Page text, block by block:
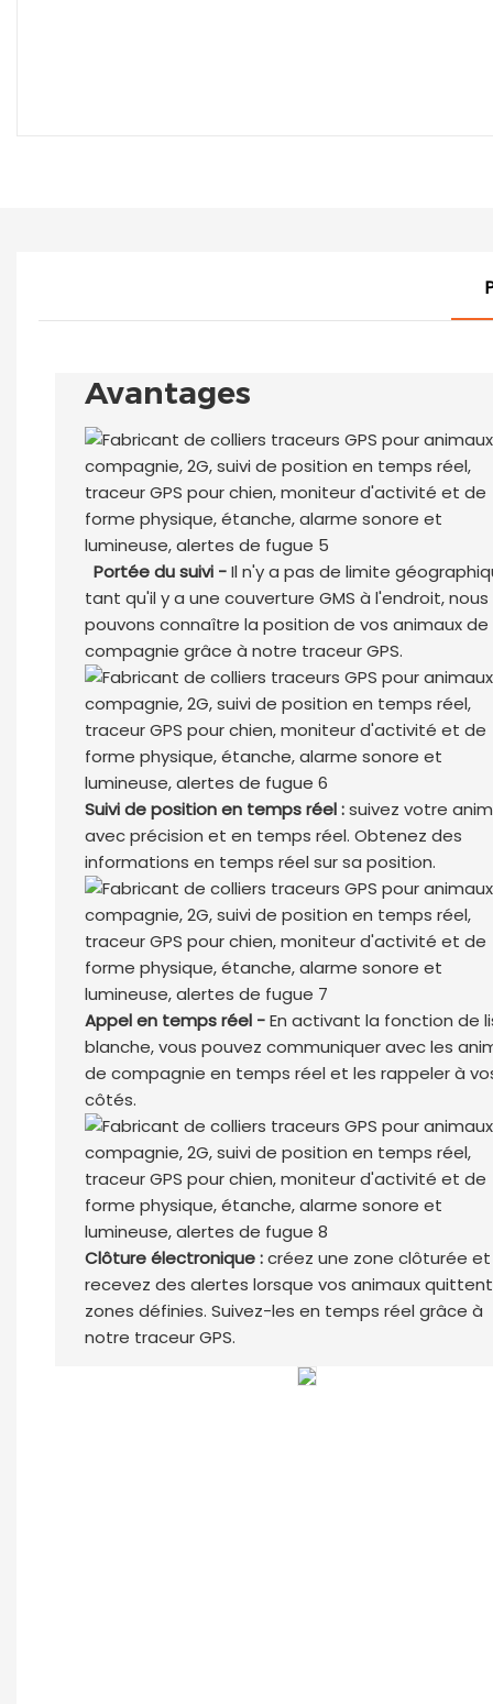
Avantages
Portée du suivi -Il n'y a pas de limite
tant qu'il y a une couverture GMS à l'endroit, nous
pouvons connaître la position de vos animaux de
compagnie grâce à notre traceur GPS.
Suivi de position en temps réel :suivez votre
avec précision et en temps réel. Obtenez des
informations en temps réel sur sa position.
Appel en temps réel -En activant la fonction de
blanche, vous pouvez communiquer avec les
de compagnie en temps réel et les rappeler à
côtés.
Clôture électronique :créez une zone clôturée et
recevez des alertes lorsque vos animaux
zones définies. Suivez-les en temps réel grâce à
notre traceur GPS.